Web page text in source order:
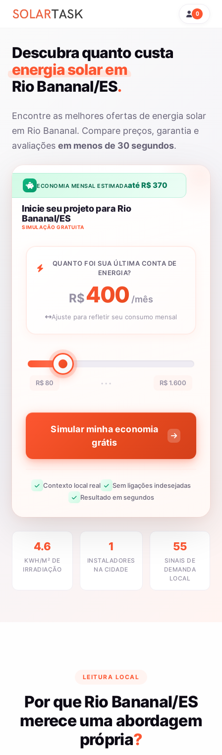
0
Descubra quanto custa
energia solar em
Rio Bananal/ES.
Encontre as melhores ofertas de energia solar
em Rio Bananal. Compare preços, garantia e
avaliações em menos de 30 segundos.
ECONOMIA MENSAL ESTIMADAaté R$ 370
SIMULAÇÃO GRATUITA
Inicie seu projeto para Rio
Bananal/ES
QUANTO FOI SUA ÚLTIMA CONTA DE
ENERGIA?
R$400 /mês
Ajuste para refletir seu consumo mensal
R$ 80 ••• R$ 1.600
Simular minha economia
grátis
Contexto local real
Sem ligações indesejadas
Resultado em segundos
4.6
KWH/M² DE
IRRADIAÇÃO
1
INSTALADORES
NA CIDADE
55
SINAIS DE
DEMANDA
LOCAL
LEITURA LOCAL
Por que Rio Bananal/ES
merece uma abordagem
própria?